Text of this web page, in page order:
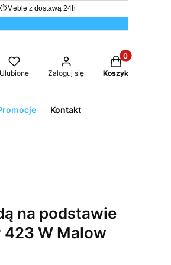
⏱ Meble z dostawą 24h
Ulubione Zaloguj się
Produkty w
Koszyk
Kontakt
na podstawie
423 W Malow